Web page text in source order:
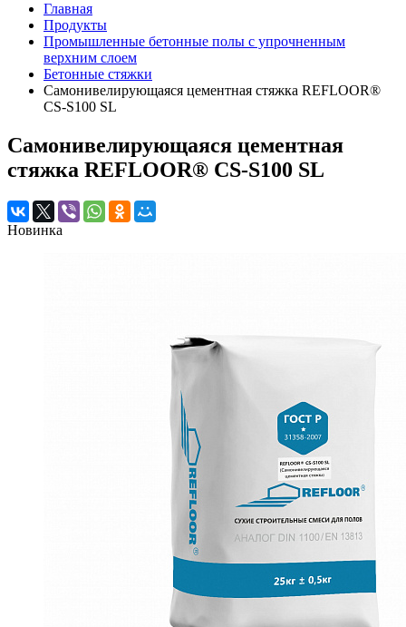
Главная
Продукты
Промышленные бетонные полы с упрочненным
верхним слоем
Бетонные стяжки
Самонивелирующаяся цементная стяжка REFLOOR®
CS-S100 SL
Самонивелирующаяся цементная
стяжка REFLOOR® CS-S100 SL
Новинка